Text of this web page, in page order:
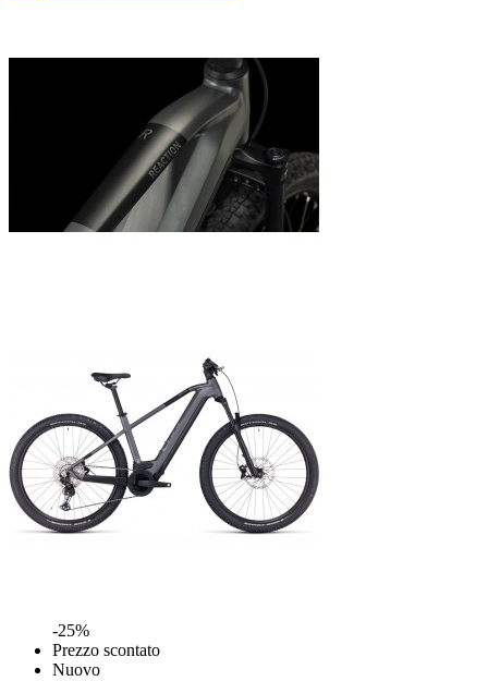
-25%
Prezzo scontato
Nuovo